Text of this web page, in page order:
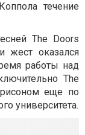
течение
The Doors
жест оказался
работы над
The
еще по
университета.